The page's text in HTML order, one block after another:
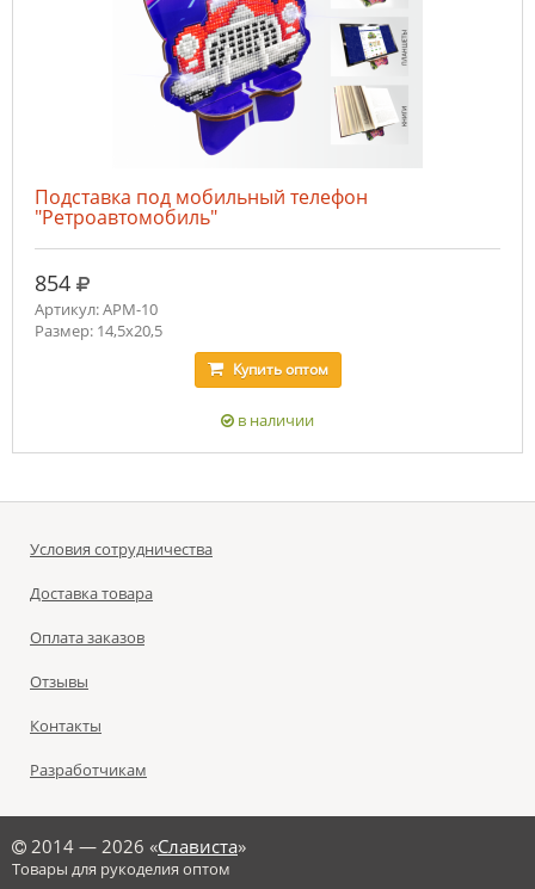
Подставка под мобильный телефон
"Ретроавтомобиль"
854 руб.
Артикул: APM-10
Размер: 14,5х20,5
Купитьоптом
в наличии
Условия сотрудничества
Доставка товара
Оплата заказов
Отзывы
Контакты
Разработчикам
©2014 — 2026 «Слависта»
Товары для рукоделия оптом